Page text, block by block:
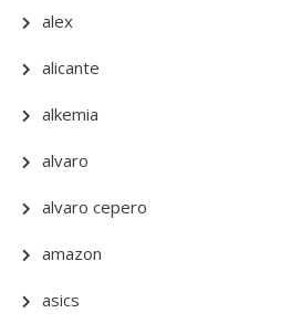
alex
alicante
alkemia
alvaro
alvaro cepero
amazon
asics